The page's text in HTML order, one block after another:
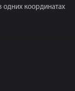
координатах